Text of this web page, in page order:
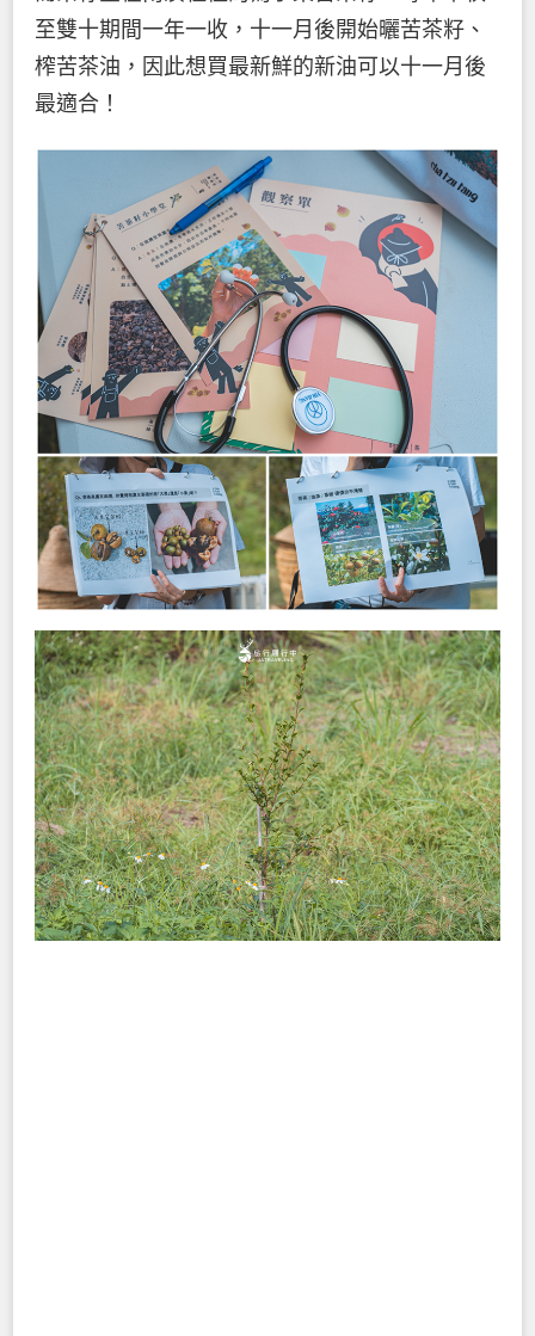
至雙十期間一年一收，十一月後開始曬苦茶籽、
榨苦茶油，因此想買最新鮮的新油可以十一月後
最適合！